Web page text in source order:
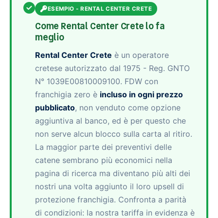
ESEMPIO - RENTAL CENTER CRETE
Come Rental Center Crete lo fa
meglio
Rental Center Crete è un operatore
cretese autorizzato dal 1975 - Reg. GNTO
N° 1039E00810009100. FDW con
franchigia zero è incluso in ogni prezzo
pubblicato, non venduto come opzione
aggiuntiva al banco, ed è per questo che
non serve alcun blocco sulla carta al ritiro.
La maggior parte dei preventivi delle
catene sembrano più economici nella
pagina di ricerca ma diventano più alti dei
nostri una volta aggiunto il loro upsell di
protezione franchigia. Confronta a parità
di condizioni: la nostra tariffa in evidenza è